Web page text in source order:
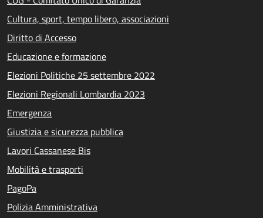
Cultura, sport, tempo libero, associazioni
Diritto di Accesso
Educazione e formazione
Elezioni Politiche 25 settembre 2022
Elezioni Regionali Lombardia 2023
Emergenza
Giustizia e sicurezza pubblica
Lavori Cassanese Bis
Mobilità e trasporti
PagoPa
Polizia Amministrativa